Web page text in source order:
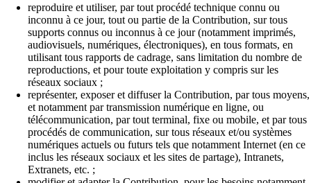
reproduire et utiliser, par tout procédé technique connu ou
inconnu à ce jour, tout ou partie de la Contribution, sur tous
supports connus ou inconnus à ce jour (notamment imprimés,
audiovisuels, numériques, électroniques), en tous formats, en
utilisant tous rapports de cadrage, sans limitation du nombre de
reproductions, et pour toute exploitation y compris sur les
réseaux sociaux ;
représenter, exposer et diffuser la Contribution, par tous moyens,
et notamment par transmission numérique en ligne, ou
télécommunication, par tout terminal, fixe ou mobile, et par tous
procédés de communication, sur tous réseaux et/ou systèmes
numériques actuels ou futurs tels que notamment Internet (en ce
inclus les réseaux sociaux et les sites de partage), Intranets,
Extranets, etc. ;